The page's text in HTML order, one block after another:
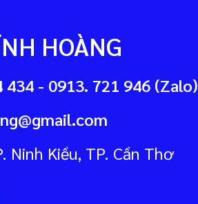
HOÀNG
434 - 0913. 721 946 (Zalo)
Kiều, TP. Cần Thơ